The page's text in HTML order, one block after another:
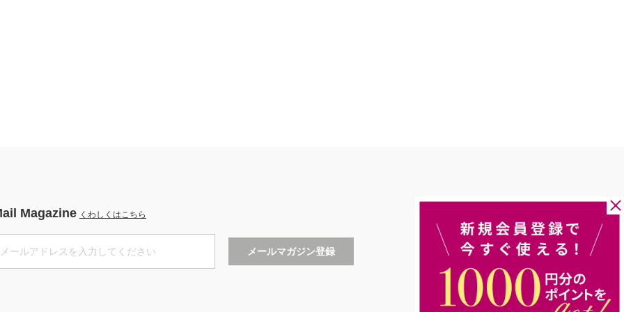
Magazine くわしくはこちら